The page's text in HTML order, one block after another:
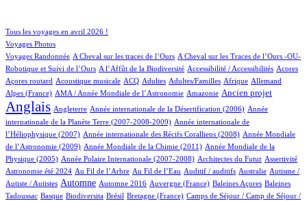
Tous les voyages en avril 2026 !
83/551
Voyages Photos
68/551
Voyages Randonnée
4/551 A Cheval sur les traces de l’Ours
4/551
A Cheval sur les Traces de l’Ours -OU-
Robotique et Suivi de l’Ours
2/551 A l’Affût de la Biodiversité
1/551 Accessibilité / Accessibilités
1/551 Acores
1/551
Açores routard
1/551 Acoustique musicale
35/551 ACQ
17/551 Adultes
11/551 Adultes/Familles
3/551 Afrique
22/551 Allemand
17/551
Alpes (France)
12/551 AMA / Année Mondiale de l’Astronomie
3/551 Amazonie
183/551 Ancien projet
419/551
Anglais
64/551 Angleterre
6/551 Année internationale de la Désertification (2006)
13/551
Année
internationale de la Planète Terre (2007-2008-2009)
4/551
Année internationale de
l’Héliophysique (2007)
1/551 Année internationale des Récifs Coralliens (2008)
12/551
Année Mondiale
de l’Astronomie (2009)
2/551 Année Mondiale de la Chimie (2011)
14/551
Année Mondiale de la
Physique (2005)
5/551 Année Polaire Internationale (2007-2008)
2/551 Architectes du Futur
1/551 Assertivité
14/551
Astronomie été 2024
12/551 Au Fil de l’Arbre
6/551 Au Fil de l’Eau
1/551 Auditif / auditifs
1/551 Australie
1/551
Autisme /
Autiste / Autistes
243/551 Automne
3/551 Automne 2016
5/551 Auvergne (France)
1/551 Baleines Açores
2/551
Baleines
Tadoussac
1/551 Basque
57/551 Biodiversita
1/551 Brésil
8/551 Bretagne (France)
38/551
Camps de Séjour / Camp de Séjour /